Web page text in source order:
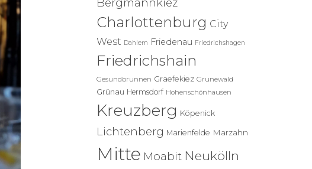
c
h
Charlottenburg City
West Dahlem Friedenau Friedrichshagen
Friedrichshain
Gesundbrunnen Graefekiez Grunewald
Grünau Hermsdorf Hohenschönhausen
Kreuzberg Köpenick
Lichtenberg Marienfelde Marzahn
Mitte Moabit Neukölln